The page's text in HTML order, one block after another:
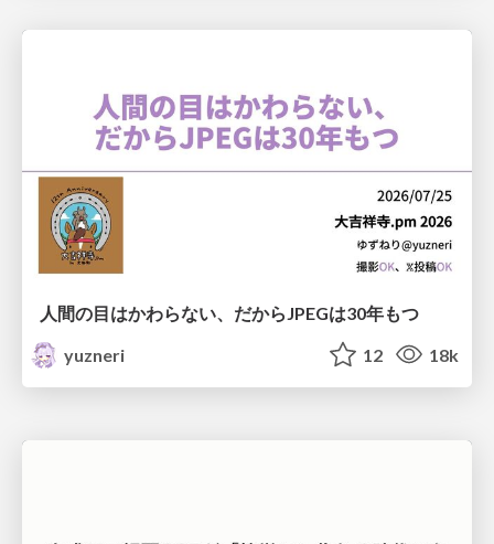
人間の目はかわらない、だからJPEGは30年もつ
yuzneri
12 18k